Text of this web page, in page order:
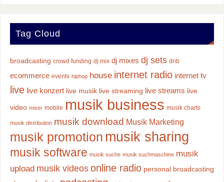
Tag Cloud
broadcasting crowd funding dj mix dj mixes dj sets dnb
ecommerce events hiphop house internet radio internet tv
live live konzert live musik live streaming live streams live
video mixer mobile musik business musik charts
musik distribution musik download Musik Marketing
musik promotion musik sharing
musik software musik suche musik suchmaschine musik
upload musik videos online radio personal broadcasting